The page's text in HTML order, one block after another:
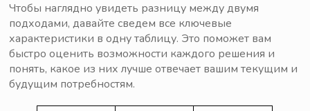
Чтобы наглядно увидеть разницу между двумя
подходами, давайте сведем все ключевые
характеристики в одну таблицу. Это поможет вам
быстро оценить возможности каждого решения и
понять, какое из них лучше отвечает вашим текущим и
будущим потребностям.